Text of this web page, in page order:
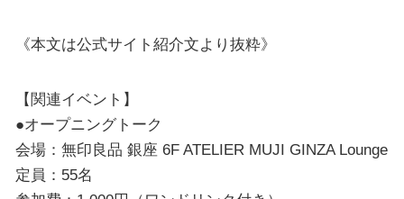
《本文は公式サイト紹介文より抜粋》
【関連イベント】
●オープニングトーク
会場：無印良品 銀座 6F ATELIER MUJI GINZA Lounge
定員：55名